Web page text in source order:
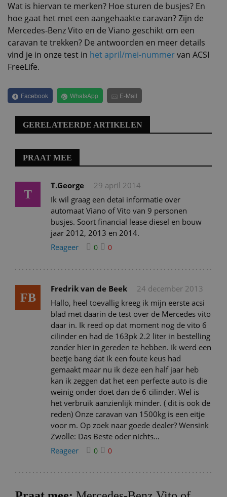
Wat is hiervan te merken? Hoe sturen de busjes? En
hoe gaat het met een aangehaakte caravan? Zijn de
Mercedes-Benz Vito en de Viano geschikt om een
caravan te trekken? De antwoorden en meer details
vind je in onze test in het april/mei-nummervan ACSI
FreeLife.
Facebook WhatsApp E-Mail
GERELATEERDE ARTIKELEN
PRAAT MEE
T
T.George
29 april 2014
Ik wil graag een detai informatie over
automaat Viano of Vito van 9 personen
busjes. Soort financial lease diesel en bouw
jaar 2012, 2013 en 2014.
Reageer
0 0
FB
Fredrik van de Beek
24 december 2013
Hallo, heel toevallig kreeg ik mijn eerste acsi
blad met daarin de test over de Mercedes vito
daar in. Ik reed op dat moment nog de vito 6
cilinder en had de 163pk 2.2 liter in bestelling
zonder hier in gereden te hebben. Ik werd een
beetje bang dat ik een foute keus had
gemaakt maar nu ik deze een half jaar heb
kan ik zeggen dat het een perfecte auto is die
weinig onder doet dan de 6 cilinder. Wel is
het verbruik aanzienlijk minder. ( dit is ook de
reden) Onze caravan van 1500kg is een eitje
voor m. Op zoek naar goede dealer? Wensink
Zwolle: Das Beste oder nichts…
Reageer
0 0